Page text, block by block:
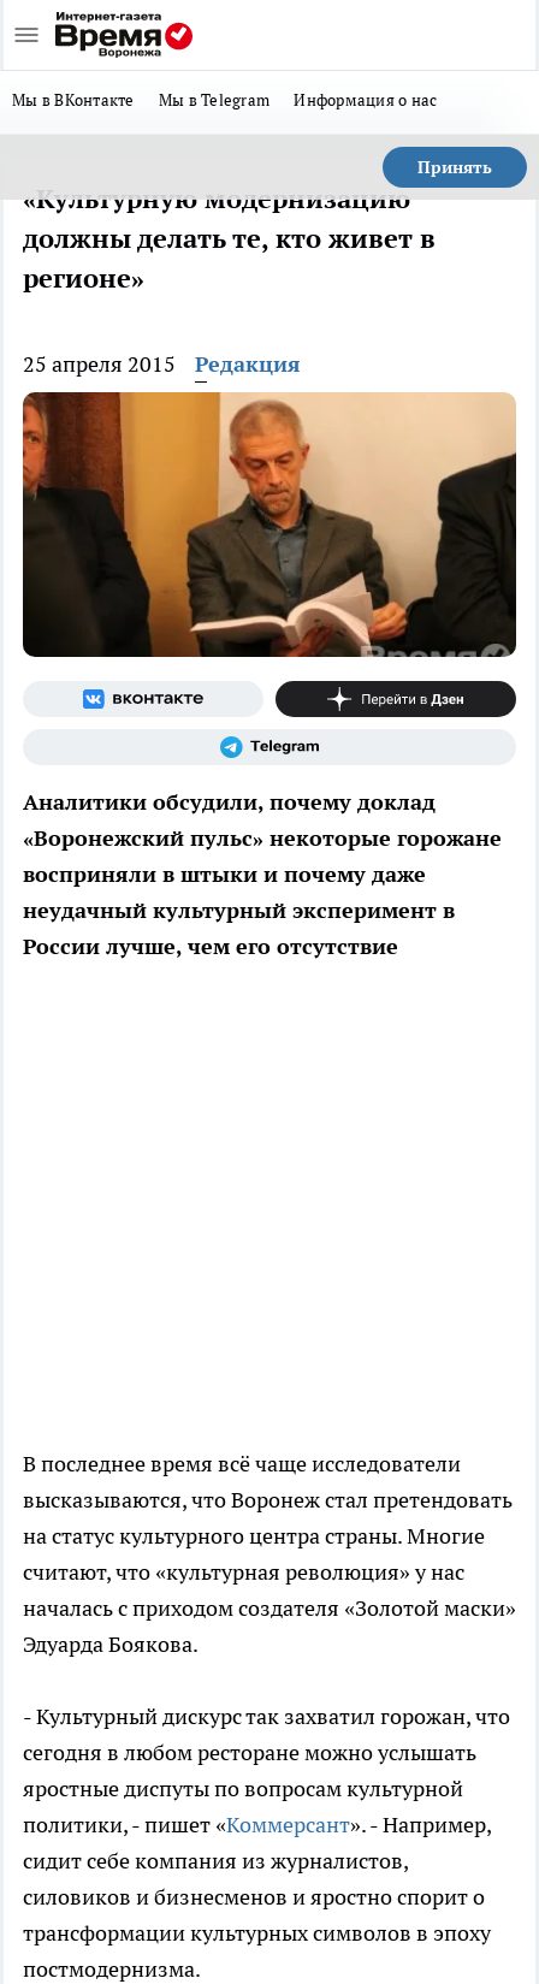
Мы в ВКонтакте Мы в Telegram Информация о нас
Принять
«Культурную модернизацию
должны делать те, кто живет в
регионе»
25 апреля 2015 Редакция
Аналитики обсудили, почему доклад
«Воронежский пульс» некоторые горожане
восприняли в штыки и почему даже
неудачный культурный эксперимент в
России лучше, чем его отсутствие
В последнее время всё чаще исследователи
высказываются, что Воронеж стал претендовать
на статус культурного центра страны. Многие
считают, что «культурная революция» у нас
началась с приходом создателя «Золотой маски»
Эдуарда Боякова.
- Культурный дискурс так захватил горожан, что
сегодня в любом ресторане можно услышать
яростные диспуты по вопросам культурной
политики, - пишет «Коммерсант». - Например,
сидит себе компания из журналистов,
силовиков и бизнесменов и яростно спорит о
трансформации культурных символов в эпоху
постмодернизма.